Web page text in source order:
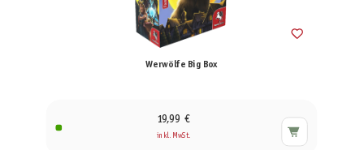
Werwölfe Big Box
19,99 €
inkl. MwSt.